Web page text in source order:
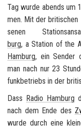
Tag wurde abends um
men. Mit der
se­nen
burg, a Sta­ti­on of the
Ham­burg, ein Sen­der
man nach nur 23
funk­be­triebs in der
Dass Radio Ham­burg
nach dem Ende des
wurde durch eine